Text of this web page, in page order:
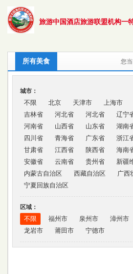
旅游中国酒店旅游联盟机构一
所有美食 您
城市：
不限 北京 天津市 上海市
吉林省
河北省 河北省 辽宁
河南省
山西省 山东省 湖南
四川省
青海省 广东省 浙江
甘肃省
江西省 陕西省 海南
安徽省
云南省 贵州省
新疆
内蒙古自治区
西藏自治区
广西
宁夏回族自治区
区域：
不限 福州市 泉州市 漳州市
龙岩市
莆田市 宁德市